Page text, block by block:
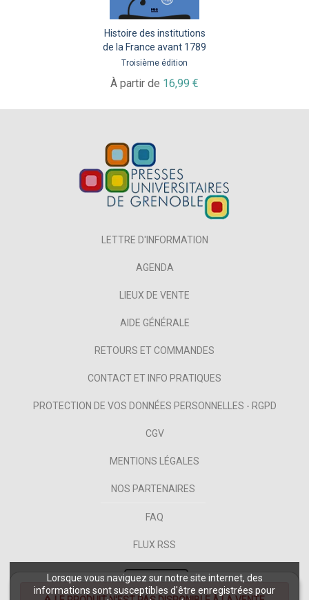
Lorsque vous naviguez sur notre site internet, des
informations sont susceptibles d'être enregistrées pour
Histoire des institutions
de la France avant 1789
Troisième édition
À partir de 16,99 €
LETTRE D'INFORMATION
AGENDA
LIEUX DE VENTE
AIDE GÉNÉRALE
RETOURS ET COMMANDES
CONTACT ET INFO PRATIQUES
PROTECTION DE VOS DONNÉES PERSONNELLES - RGPD
CGV
MENTIONS LÉGALES
NOS PARTENAIRES
FAQ
FLUX RSS